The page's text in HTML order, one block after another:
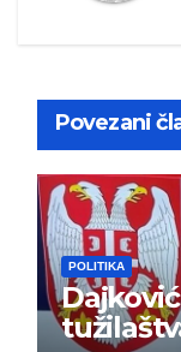
Povezani
POLITIKA